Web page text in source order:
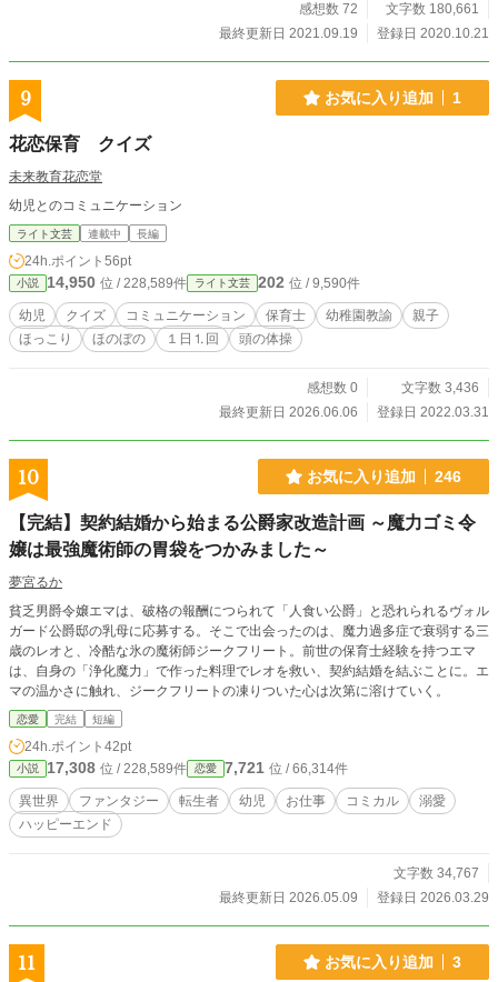
感想数 72
文字数 180,661
最終更新日 2021.09.19
登録日 2020.10.21
9 お気に入り追加 1
花恋保育 クイズ
未来教育花恋堂
幼児とのコミュニケーション
ライト文芸 連載中 長編
24h.ポイント 56pt
小説 14,950 位 / 228,589件 ライト文芸 202 位 / 9,590件
幼児 クイズ コミュニケーション 保育士 幼稚園教諭
親子
ほっこり
ほのぼの １日⒈回 頭の体操
感想数 0
文字数 3,436
最終更新日 2026.06.06
登録日 2022.03.31
10 お気に入り追加 246
【完結】契約結婚から始まる公爵家改造計画 ～魔力ゴミ令
嬢は最強魔術師の胃袋をつかみました～
夢宮るか
貧乏男爵令嬢エマは、破格の報酬につられて「人食い公爵」と恐れられるヴォル
ガード公爵邸の乳母に応募する。そこで出会ったのは、魔力過多症で衰弱する三
歳のレオと、冷酷な氷の魔術師ジークフリート。前世の保育士経験を持つエマ
は、自身の「浄化魔力」で作った料理でレオを救い、契約結婚を結ぶことに。エ
マの温かさに触れ、ジークフリートの凍りついた心は次第に溶けていく。
恋愛 完結 短編
24h.ポイント 42pt
小説 17,308 位 / 228,589件 恋愛 7,721 位 / 66,314件
異世界 ファンタジー 転生者 幼児 お仕事 コミカル
溺愛
ハッピーエンド
文字数 34,767
最終更新日 2026.05.09
登録日 2026.03.29
11 お気に入り追加 3